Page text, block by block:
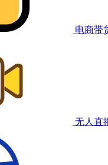
电商带
无人直